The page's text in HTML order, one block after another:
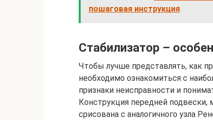
пошаговая инструкция
Стабилизатор –
Чтобы лучше представлять, как
необходимо ознакомиться с
признаки неисправности и
Конструкция передней
срисована с аналогичного узла